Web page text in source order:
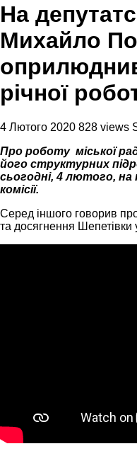
На
Михайло
річної
4 Лютого 2020 828 views
Про роботу міської
його структурних
сьогодні, 4 лютого, на
комісії.
Cеред іншого говорив про
та досягнення Шепетівки